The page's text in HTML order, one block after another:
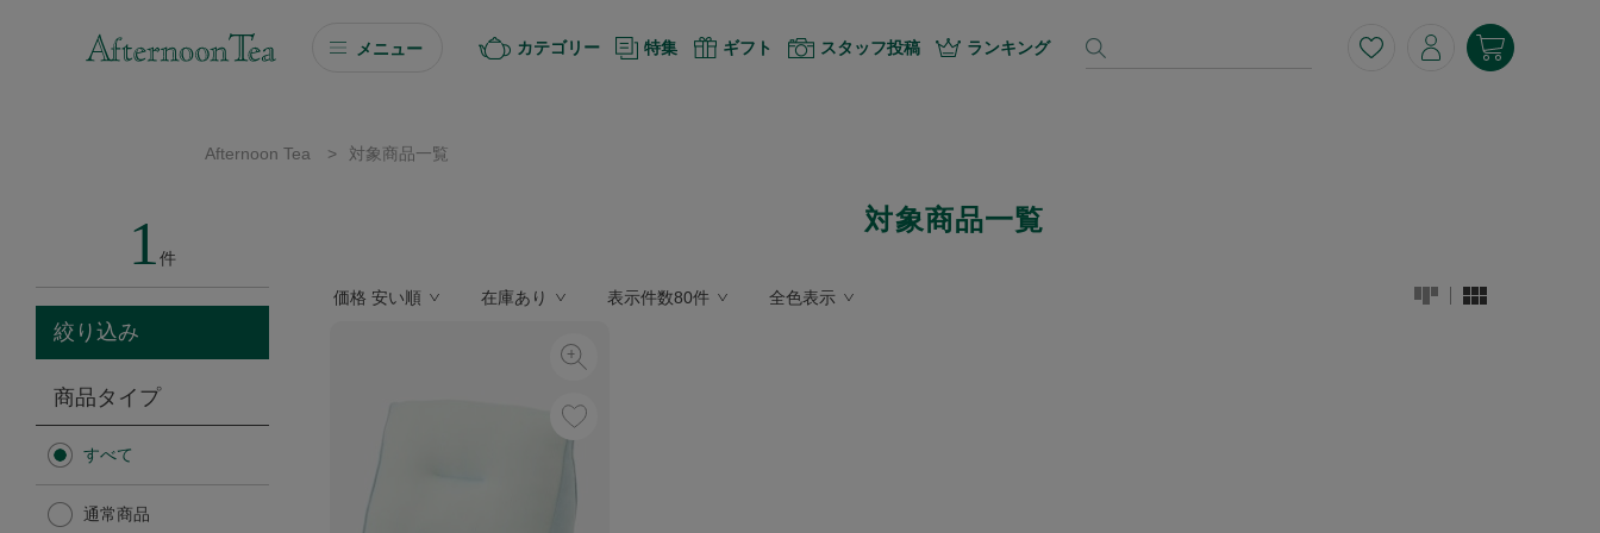
メニュー
ソーシャルギフト
カタログギフト
Afternoon Tea TEAROOM
カテゴリー 特集 ギフト スタッフ投稿 ランキング
Afternoon Tea > 対象商品一覧
1件
絞り込み
商品タイプ
すべて
通常商品
対象商品一覧
価格 安い順 在庫あり 表示件数80件 全色表示